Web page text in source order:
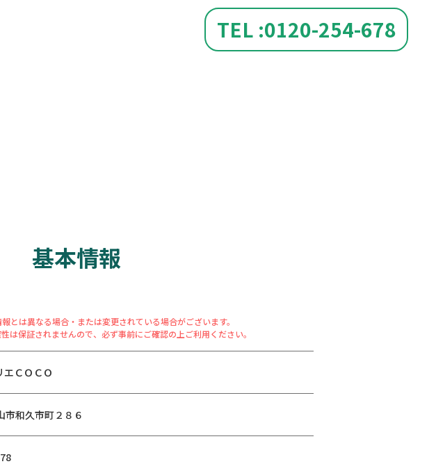
TEL :0120-254-678
基本情報
とは異なる場合・または変更されている場合がございます。
は保証されませんので、必ず事前にご確認の上ご利用ください。
エＣＯＣＯ
市和久市町２８６